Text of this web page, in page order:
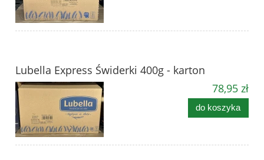
Lubella Express Świderki 400g - karton
78,95 zł
do koszyka